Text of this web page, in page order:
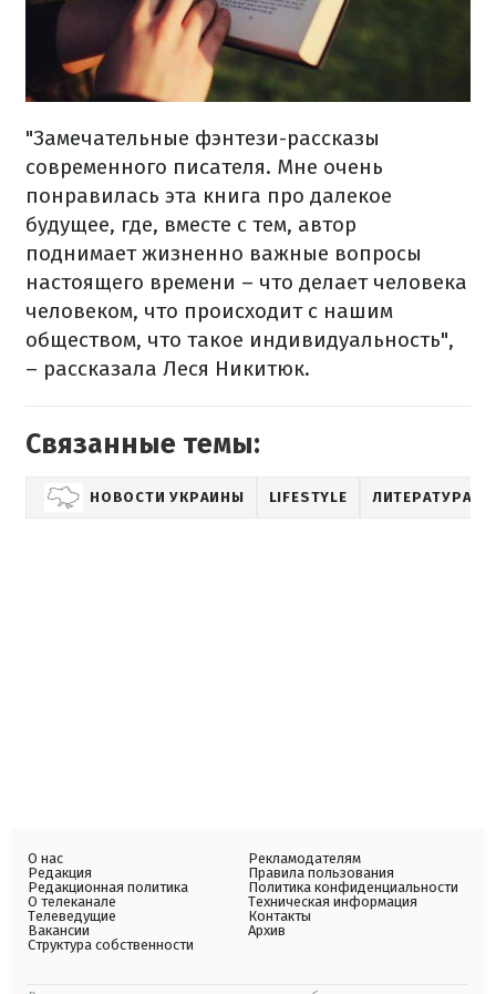
"Замечательные фэнтези-рассказы
современного писателя. Мне очень
понравилась эта книга про далекое
будущее, где, вместе с тем, автор
поднимает жизненно важные вопросы
настоящего времени – что делает человека
человеком, что происходит с нашим
обществом, что такое индивидуальность",
– рассказала Леся Никитюк.
Связанные темы:
НОВОСТИ УКРАИНЫ LIFESTYLE ЛИТЕРАТУРА
О нас
Редакция
Редакционная политика
О телеканале
Телеведущие
Вакансии
Структура собственности
Рекламодателям
Правила пользования
Политика конфиденциальности
Техническая информация
Контакты
Архив